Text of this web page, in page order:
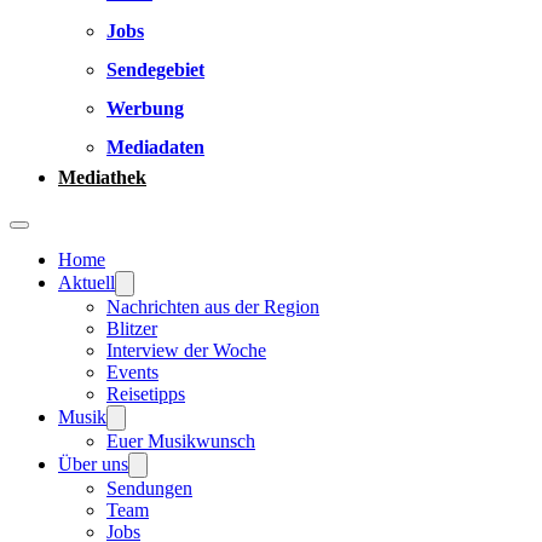
Jobs
Sendegebiet
Werbung
Mediadaten
Mediathek
Home
Aktuell
Nachrichten aus der Region
Blitzer
Interview der Woche
Events
Reisetipps
Musik
Euer Musikwunsch
Über uns
Sendungen
Team
Jobs